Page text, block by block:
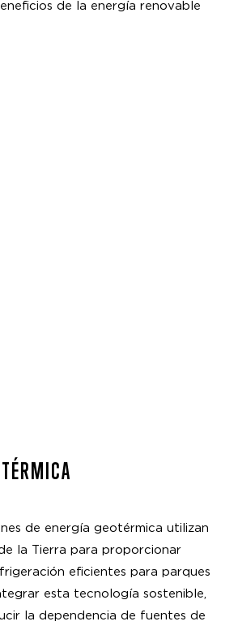
de la energía renovable
de energía geotérmica utilizan
la Tierra para proporcionar
eficientes para parques
esta tecnología sostenible,
la dependencia de fuentes de